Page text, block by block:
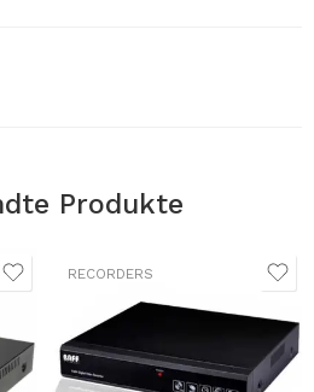
Produkte
RECORDERS